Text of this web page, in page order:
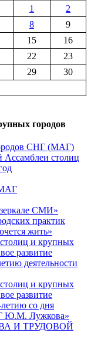
1
2
8
9
15
16
22
23
29
30
городов
СНГ (МАГ)
столиц
МАГ
СМИ»
практик
жить»
и крупных
развитие
деятельности
и крупных
развитие
со дня
Ю.М. Лужкова»
И ТРУДОВОЙ